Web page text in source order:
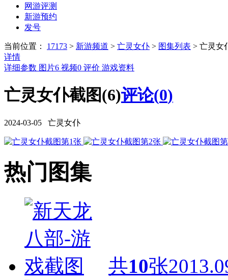
网游评测
新游预约
发号
当前位置： 17173 > 新游频道 > 亡灵女仆 > 图集列表 > 亡灵女
详情
详细参数 图片6 视频0 评价 游戏资料
亡灵女仆截图(6)评论(0)
2024-03-05 亡灵女仆
热门图集
共10张